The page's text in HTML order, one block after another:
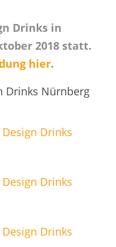
Drinks in
2018 statt.
hier.
Drinks Nürnberg